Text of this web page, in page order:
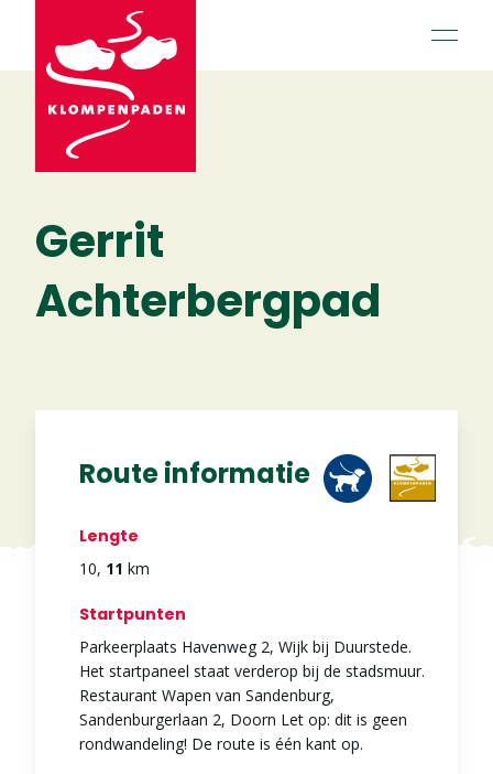
open
Gerrit
Achterbergpad
Route informatie
Lengte
10, 11 km
Startpunten
Parkeerplaats Havenweg 2, Wijk bij Duurstede.
Het startpaneel staat verderop bij de stadsmuur.
Restaurant Wapen van Sandenburg,
Sandenburgerlaan 2, Doorn Let op: dit is geen
rondwandeling! De route is één kant op.